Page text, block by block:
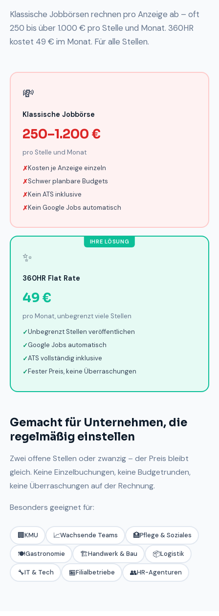
Klassische Jobbörsen rechnen pro Anzeige ab – oft
250 bis über 1.000 € pro Stelle und Monat. 360HR
kostet 49 € im Monat. Für alle Stellen.
💸
Klassische Jobbörse
250–1.200 €
pro Stelle und Monat
Kosten je Anzeige einzeln
Schwer planbare Budgets
Kein ATS inklusive
Kein Google Jobs automatisch
✨
360HR Flat Rate
49 €
pro Monat, unbegrenzt viele Stellen
Unbegrenzt Stellen veröffentlichen
Google Jobs automatisch
ATS vollständig inklusive
Fester Preis, keine Überraschungen
Gemacht für Unternehmen, die
regelmäßig einstellen
Zwei offene Stellen oder zwanzig – der Preis bleibt
gleich. Keine Einzelbuchungen, keine Budgetrunden,
keine Überraschungen auf der Rechnung.
Besonders geeignet für:
🏢KMU 📈Wachsende Teams 🏥Pflege & Soziales
🍽️Gastronomie 🏗️Handwerk & Bau 📦Logistik
🔧IT & Tech 🏪Filialbetriebe 👥HR-Agenturen